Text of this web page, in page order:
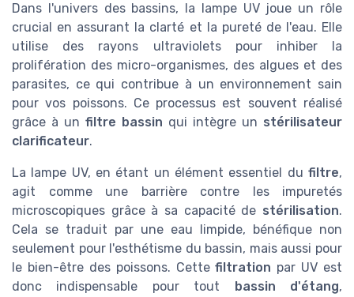
Dans l'univers des bassins, la lampe UV joue un rôle
crucial en assurant la clarté et la pureté de l'eau. Elle
utilise des rayons ultraviolets pour inhiber la
prolifération des micro-organismes, des algues et des
parasites, ce qui contribue à un environnement sain
pour vos poissons. Ce processus est souvent réalisé
grâce à un filtre bassin qui intègre un stérilisateur
clarificateur.
La lampe UV, en étant un élément essentiel du filtre,
agit comme une barrière contre les impuretés
microscopiques grâce à sa capacité de stérilisation.
Cela se traduit par une eau limpide, bénéfique non
seulement pour l'esthétisme du bassin, mais aussi pour
le bien-être des poissons. Cettefiltration par UV est
donc indispensable pour tout
bassin d'étang,